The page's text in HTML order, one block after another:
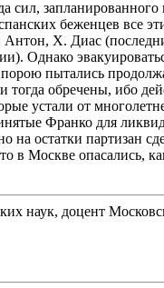
сил,
беженцев все
Х. Диас
Однако
пытались
обречены, ибо
устали от
Франко для
остатки партизан
в Москве опасались,
наук, доцент